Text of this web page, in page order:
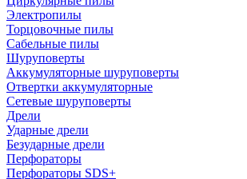
Электропилы
Торцовочные пилы
Сабельные пилы
Шуруповерты
Аккумуляторные шуруповерты
Отвертки аккумуляторные
Сетевые шуруповерты
Дрели
Ударные дрели
Безударные дрели
Перфораторы
Перфораторы SDS+